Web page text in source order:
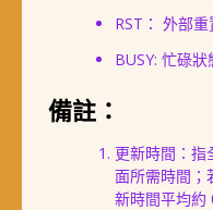
RST： 外部重
BUSY: 忙碌狀
備註：
更新時間：指
面所需時間；
新時間平均約